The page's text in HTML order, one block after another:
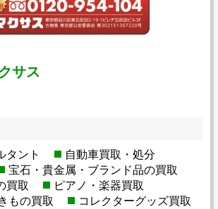
サス
タント
自動車買取・処分
宝石・貴金属・ブランド品の買取
買取
ピアノ・楽器買取
もの買取
コレクターグッズ買取